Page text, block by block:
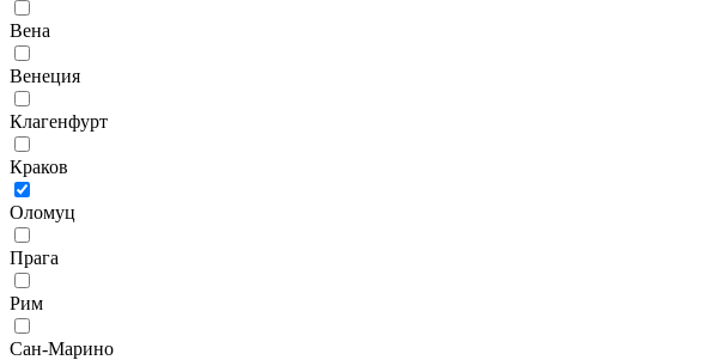
Вена
Венеция
Клагенфурт
Краков
Оломуц
Прага
Рим
Сан-Марино